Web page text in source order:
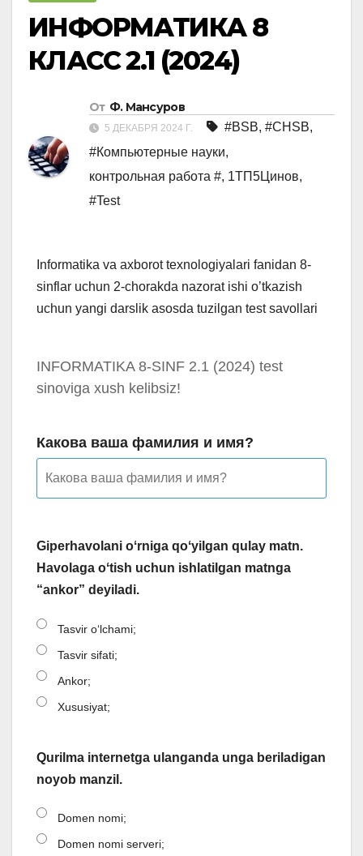
ИНФОРМАТИКА 8
КЛАСС 2.1 (2024)
От Ф. Мансуров
5 ДЕКАБРЯ 2024 Г. #BSB, #CHSB,
#Компьютерные науки,
контрольная работа #, 1ТП5Цинов,
#Test
Informatika va axborot texnologiyalari fanidan 8-
sinflar uchun 2-chorakda nazorat ishi o’tkazish
uchun yangi darslik asosda tuzilgan test savollari
INFORMATIKA 8-SINF 2.1 (2024) test
sinoviga xush kelibsiz!
Какова ваша фамилия и имя?
Giperhavolani oʻrniga qoʻyilgan qulay matn.
Havolaga oʻtish uchun ishlatilgan matnga
“ankor” deyiladi.
Tasvir oʻlchami;
Tasvir sifati;
Ankor;
Xususiyat;
Qurilma internetga ulanganda unga beriladigan
noyob manzil.
Domen nomi;
Domen nomi serveri;